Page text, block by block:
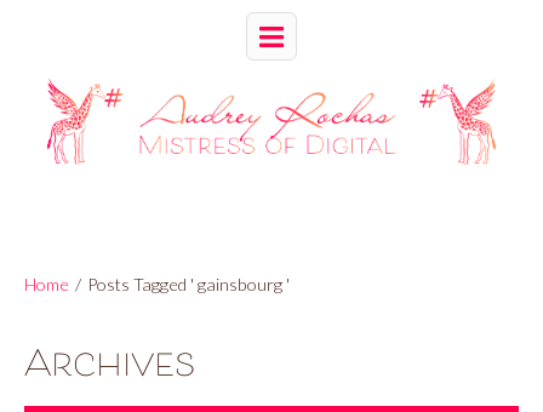
Home / Posts Tagged ' gainsbourg '
Archives